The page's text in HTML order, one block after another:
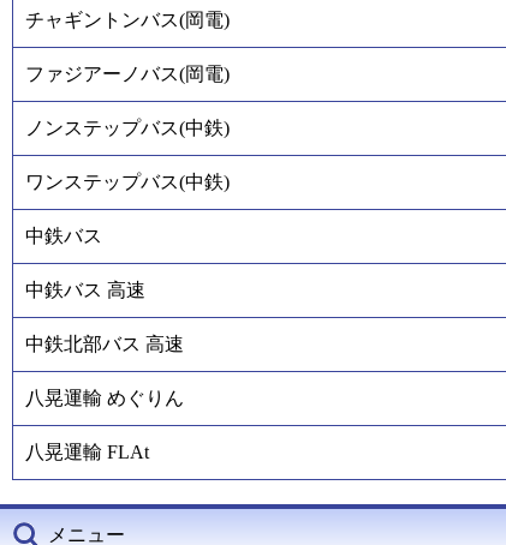
チャギントンバス(岡電)
ファジアーノバス(岡電)
ノンステップバス(中鉄)
ワンステップバス(中鉄)
中鉄バス
中鉄バス 高速
中鉄北部バス 高速
八晃運輸 めぐりん
八晃運輸 FLAt
メニュー